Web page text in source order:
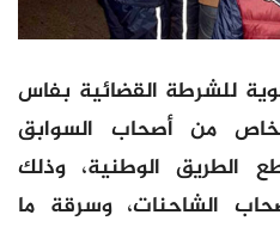
للشرطة القضائية بفاس
من أصحاب السوابق
الطريق الوطنية، وذلك
الشاحنات، وسرقة ما